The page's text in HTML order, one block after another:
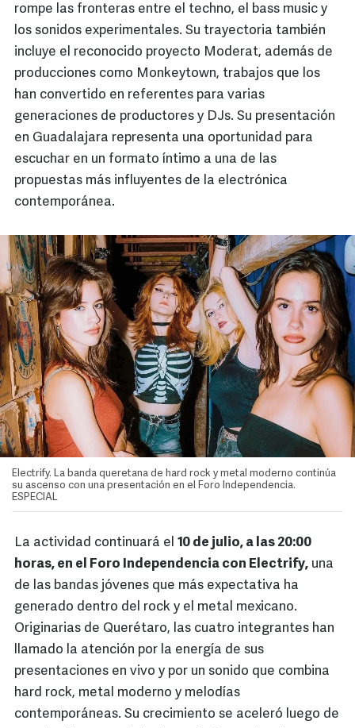
rompe las fronteras entre el techno, el bass music y
los sonidos experimentales. Su trayectoria también
incluye el reconocido proyecto Moderat, además de
producciones como Monkeytown, trabajos que los
han convertido en referentes para varias
generaciones de productores y DJs. Su presentación
en Guadalajara representa una oportunidad para
escuchar en un formato íntimo a una de las
propuestas más influyentes de la electrónica
contemporánea.
Electrify. La banda queretana de hard rock y metal moderno continúa
su ascenso con una presentación en el Foro Independencia.
ESPECIAL
La actividad continuará el 10 de julio, a las 20:00
horas, en el Foro Independencia con Electrify, una
de las bandas jóvenes que más expectativa ha
generado dentro del rock y el metal mexicano.
Originarias de Querétaro, las cuatro integrantes han
llamado la atención por la energía de sus
presentaciones en vivo y por un sonido que combina
hard rock, metal moderno y melodías
contemporáneas. Su crecimiento se aceleró luego de